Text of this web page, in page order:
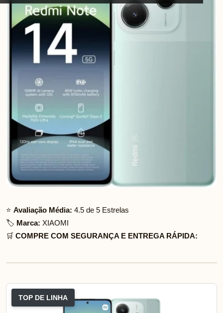
⭐ Avaliação Média: 4.5 de 5 Estrelas
🏷️ Marca: XIAOMI
🛒 COMPRE COM SEGURANÇA E ENTREGA RÁPIDA:
TOP DE LINHA